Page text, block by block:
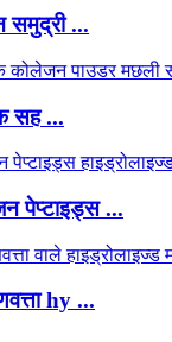
...
सह ...
पेप्टाइड्स ...
hy ...